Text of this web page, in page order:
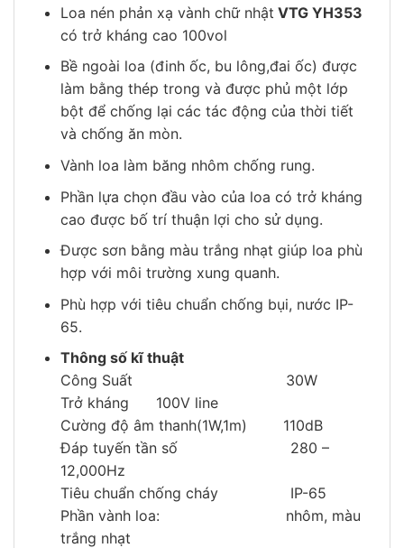
Loa nén phản xạ vành chữ nhật VTG YH353
có trở kháng cao 100vol
Bề ngoài loa (đinh ốc, bu lông,đai ốc) được
làm bằng thép trong và được phủ một lớp
bột để chống lại các tác động của thời tiết
và chống ăn mòn.
Vành loa làm băng nhôm chống rung.
Phần lựa chọn đầu vào của loa có trở kháng
cao được bố trí thuận lợi cho sử dụng.
Được sơn bằng màu trắng nhạt giúp loa phù
hợp với môi trường xung quanh.
Phù hợp với tiêu chuẩn chống bụi, nước IP-
65.
Thông số kĩ thuật
Công Suất 30W
Trở kháng 100V line
Cường độ âm thanh(1W,1m) 110dB
Đáp tuyến tần số 280 –
12,000Hz
Tiêu chuẩn chống cháy IP-65
Phần vành loa: nhôm, màu
trắng nhạt